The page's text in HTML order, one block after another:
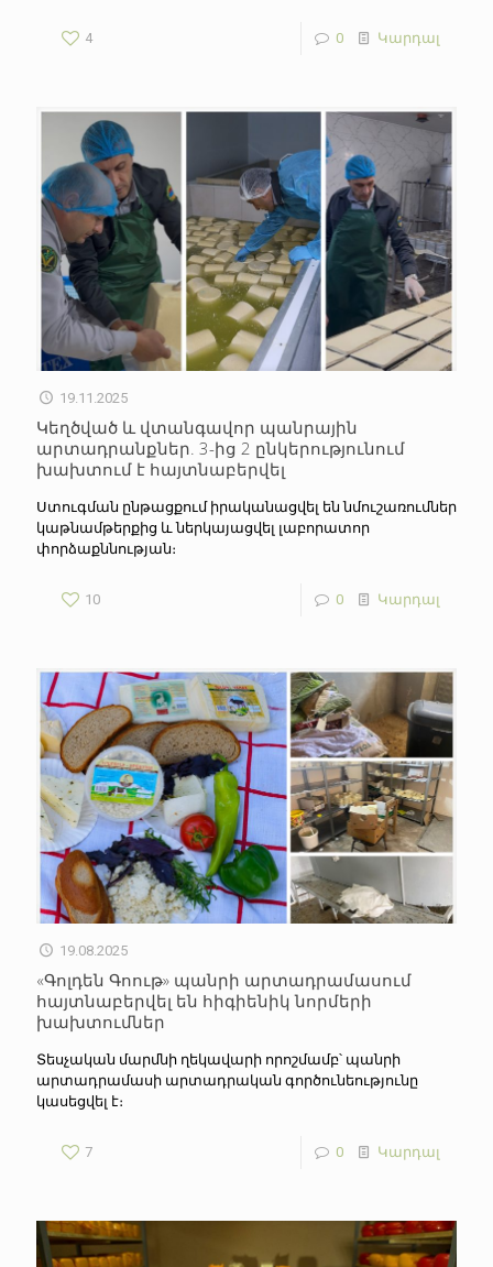
4 0 Կարդալ
19.11.2025
Կեղծված և վտանգավոր պանրային
արտադրանքներ. 3-ից 2 ընկերությունում
խախտում է հայտնաբերվել
Ստուգման ընթացքում իրականացվել են նմուշառումներ
կաթնամթերքից և ներկայացվել լաբորատոր
փորձաքննության։
10 0 Կարդալ
19.08.2025
«Գոլդեն Գոութ» պանրի արտադրամասում
հայտնաբերվել են հիգիենիկ նորմերի
խախտումներ
Տեսչական մարմնի ղեկավարի որոշմամբ՝ պանրի
արտադրամասի արտադրական գործունեությունը
կասեցվել է։
7 0 Կարդալ